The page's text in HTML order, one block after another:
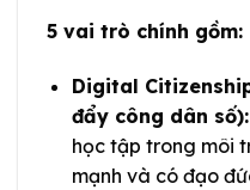
5 vai trò chính gồm:
Digital
đẩy công dân số):
học tập trong môi
mạnh và có đạo